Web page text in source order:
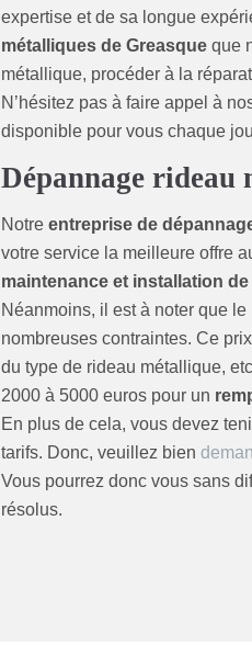
expertise et de sa longue
métalliques de Greasque que
métallique, procéder à la
N’hésitez pas à faire appel à
disponible pour vous chaque
Dépannage rideau
Notre entreprise de
votre service la meilleure offre
maintenance et installation
Néanmoins, il est à noter que le
nombreuses contraintes. Ce
du type de rideau métallique,
2000 à 5000 euros pour un
En plus de cela, vous devez
tarifs. Donc, veuillez bien
Vous pourrez donc vous sans
résolus.